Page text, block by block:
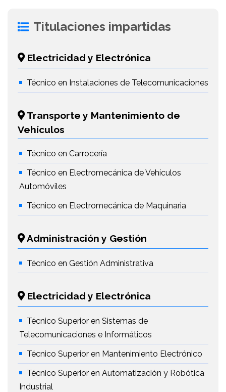
Titulaciones impartidas
Electricidad y Electrónica
Técnico en Instalaciones de Telecomunicaciones
Transporte y Mantenimiento de
Vehículos
Técnico en Carrocería
Técnico en Electromecánica de Vehículos
Automóviles
Técnico en Electromecánica de Maquinaria
Administración y Gestión
Técnico en Gestión Administrativa
Electricidad y Electrónica
Técnico Superior en Sistemas de
Telecomunicaciones e Informáticos
Técnico Superior en Mantenimiento Electrónico
Técnico Superior en Automatización y Robótica
Industrial